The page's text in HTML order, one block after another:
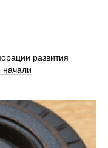
развития
начали